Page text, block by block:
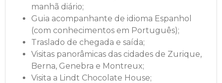
manhã diário;
Guia acompanhante de idioma Espanhol
(com conhecimentos em Português);
Traslado de chegada e saída;
Visitas panorâmicas das cidades de Zurique,
Berna, Genebra e Montreux;
Visita a Lindt Chocolate House;